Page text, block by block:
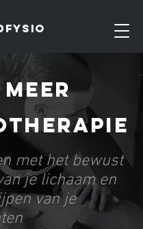
met het bewust
je lichaam en
van je